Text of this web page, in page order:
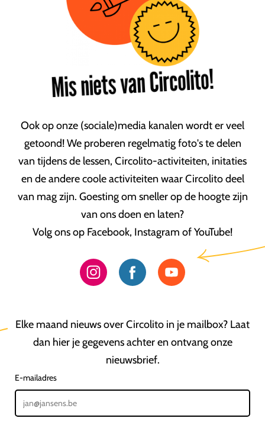
Mis niets van Circolito!
Ook op onze (sociale)media kanalen wordt er veel
getoond! We proberen regelmatig foto's te delen
van tijdens de lessen, Circolito-activiteiten, initaties
en de andere coole activiteiten waar Circolito deel
van mag zijn. Goesting om sneller op de hoogte zijn
van ons doen en laten?
Volg ons op Facebook, Instagram of YouTube!
Elke maand nieuws over Circolito in je mailbox? Laat
dan hier je gegevens achter en ontvang onze
nieuwsbrief.
E-mailadres